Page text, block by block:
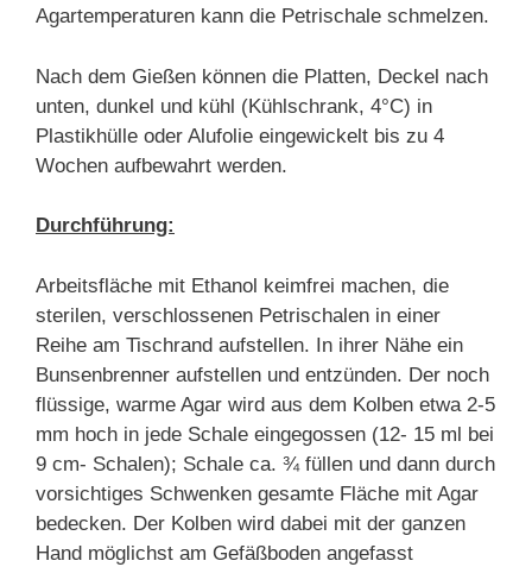
Agartemperaturen kann die Petrischale schmelzen.
Nach dem Gießen können die Platten, Deckel nach
unten, dunkel und kühl (Kühlschrank, 4°C) in
Plastikhülle oder Alufolie eingewickelt bis zu 4
Wochen aufbewahrt werden.
Durchführung:
Arbeitsfläche mit Ethanol keimfrei machen, die
sterilen, verschlossenen Petrischalen in einer
Reihe am Tischrand aufstellen. In ihrer Nähe ein
Bunsenbrenner aufstellen und entzünden. Der noch
flüssige, warme Agar wird aus dem Kolben etwa 2-5
mm hoch in jede Schale eingegossen (12- 15 ml bei
9 cm- Schalen); Schale ca. ¾ füllen und dann durch
vorsichtiges Schwenken gesamte Fläche mit Agar
bedecken. Der Kolben wird dabei mit der ganzen
Hand möglichst am Gefäßboden angefasst